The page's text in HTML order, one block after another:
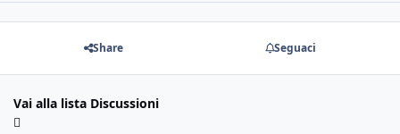
Share Seguaci
Vai alla lista Discussioni